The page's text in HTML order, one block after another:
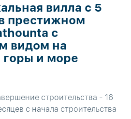
вилла с 5
престижном
с
видом на
и море
строительства - 16
с начала строительства